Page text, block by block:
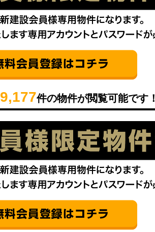
9,177件の物件が閲覧可能です！